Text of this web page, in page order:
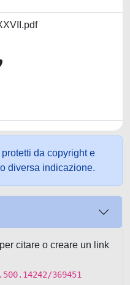
da copyright e
diversa indicazione.
citare o creare un link
369451